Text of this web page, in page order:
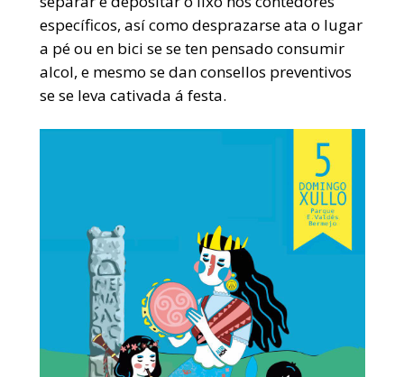
específicos, así como desprazarse ata o lugar
a pé ou en bici se se ten pensado consumir
alcol, e mesmo se dan consellos preventivos
se se leva cativada á festa.